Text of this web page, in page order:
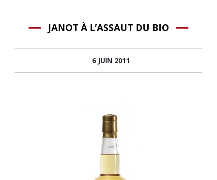
JANOT À L’ASSAUT DU BIO
6 JUIN 2011